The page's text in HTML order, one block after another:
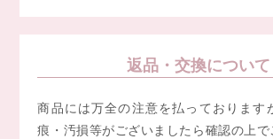
返品・交換について
商品には万全の注意を払っております
痕・汚損等がございましたら確認の上